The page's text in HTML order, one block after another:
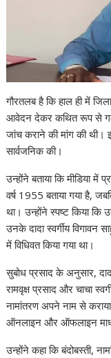
गौरतलब है कि हाल ही में
आवेदन देकर कथित रूप से
जांच कराने की मांग की थी।
सार्वजनिक की।
उन्होंने बताया कि मीडिया में
वर्ष 1955 बताया गया है,
था। उन्होंने स्पष्ट किया कि
उनके दादा स्वर्गीय विगावन
में विधिवत किया गया था।
सुबोध प्रसाद के अनुसार,
रामवृक्ष प्रसाद और चाचा
नामांतरण अपने नाम से
ऑनलाइन और ऑफलाइन
उन्होंने कहा कि बंदोबस्ती,